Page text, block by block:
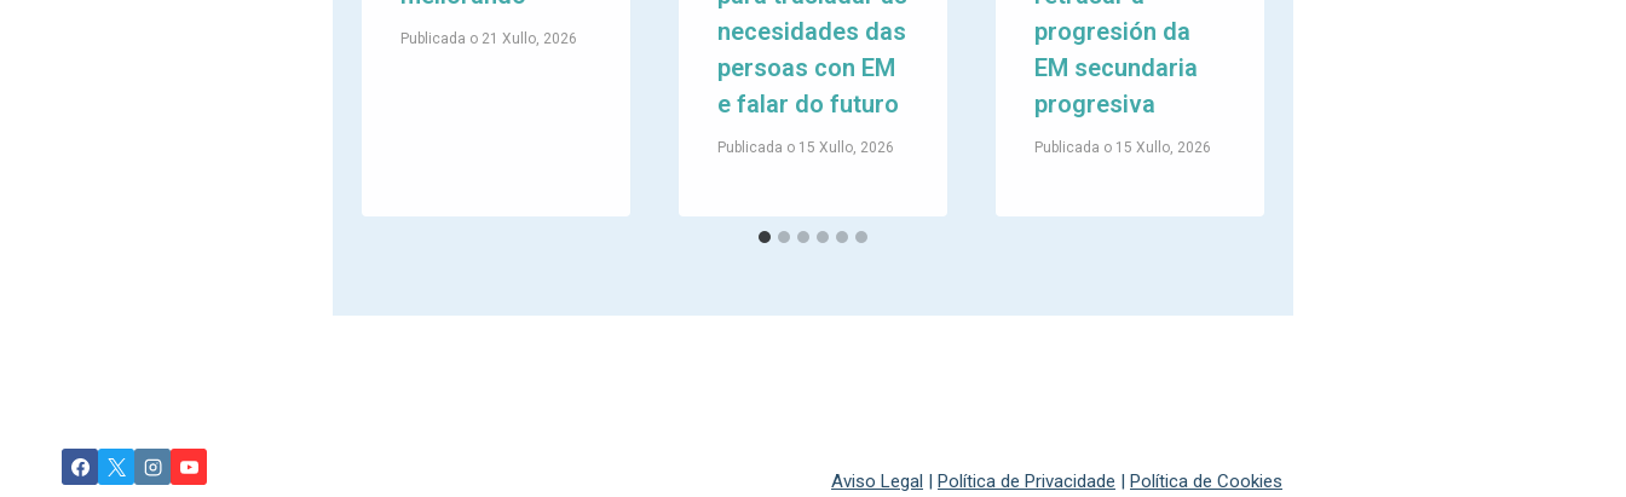
Publicada o 21 Xullo, 2026
necesidades das
persoas con EM
e falar do futuro
Publicada o 15 Xullo, 2026
progresión da
EM secundaria
progresiva
Publicada o 15 Xullo, 2026
Aviso Legal | Política de Privacidade | Política de Cookies